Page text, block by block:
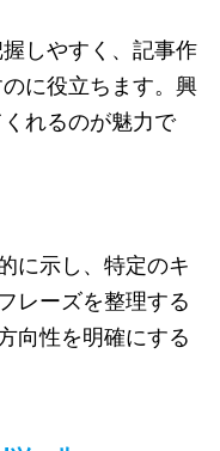
しやすく、記事作
に役立ちます。興
れるのが魅力で
に示し、特定のキ
レーズを整理する
向性を明確にする